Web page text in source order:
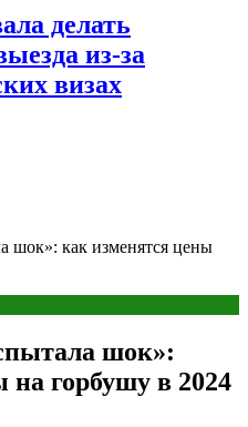
делать
из-за
визах
шок»: как изменятся цены
шок»:
на горбушу в 2024